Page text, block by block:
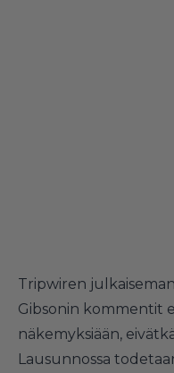
Tripwiren
Gibsonin kommentit
näkemyksiään,
Lausunnossa